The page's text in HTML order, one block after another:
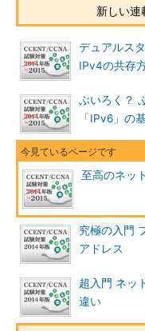
新しい連
デュアルス
IPv4の共存
ぶいろく？
「IPv6」の
至高のネッ
究極の入門
アドレス
超入門 ネッ
違い